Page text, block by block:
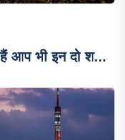
आप भी इन दो श...